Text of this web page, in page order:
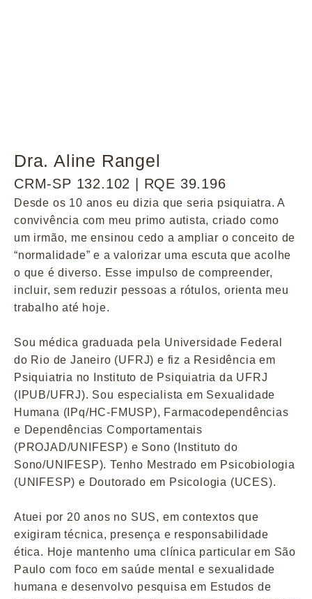
Dra. Aline Rangel
CRM-SP 132.102 | RQE 39.196
Desde os 10 anos eu dizia que seria psiquiatra. A
convivência com meu primo autista, criado como
um irmão, me ensinou cedo a ampliar o conceito de
“normalidade” e a valorizar uma escuta que acolhe
o que é diverso. Esse impulso de compreender,
incluir, sem reduzir pessoas a rótulos, orienta meu
trabalho até hoje.
Sou médica graduada pela Universidade Federal
do Rio de Janeiro (UFRJ) e fiz a Residência em
Psiquiatria no Instituto de Psiquiatria da UFRJ
(IPUB/UFRJ). Sou especialista em Sexualidade
Humana (IPq/HC-FMUSP), Farmacodependências
e Dependências Comportamentais
(PROJAD/UNIFESP) e Sono (Instituto do
Sono/UNIFESP). Tenho Mestrado em Psicobiologia
(UNIFESP) e Doutorado em Psicologia (UCES).
Atuei por 20 anos no SUS, em contextos que
exigiram técnica, presença e responsabilidade
ética. Hoje mantenho uma clínica particular em São
Paulo com foco em saúde mental e sexualidade
humana e desenvolvo pesquisa em Estudos de